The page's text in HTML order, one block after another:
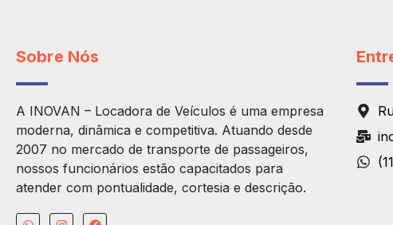
Sobre Nós
A INOVAN – Locadora de Veículos é uma empresa
moderna, dinâmica e competitiva. Atuando desde
2007 no mercado de transporte de passageiros,
nossos funcionários estão capacitados para
atender com pontualidade, cortesia e descrição.